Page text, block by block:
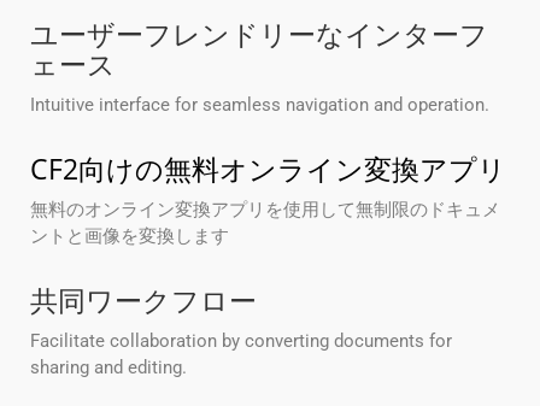
ユーザーフレンドリーなインターフ
ェース
Intuitive interface for seamless navigation and operation.
CF2向けの無料オンライン変換アプリ
無料のオンライン変換アプリを使用して無制限のドキュメ
ントと画像を変換します
共同ワークフロー
Facilitate collaboration by converting documents for
sharing and editing.